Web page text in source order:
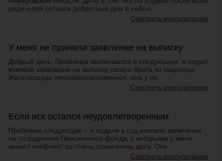
родителей остался добротный дом в небол...
Смотреть консультацию
У меня не приняли заявление на выписку
Добрый день. Проблема заключается в следующем: я подал
исковое заявление на выписку своего брата из квартиры.
Жилплощадь неприватизированная, она у на...
Смотреть консультацию
Если иск остался неудовлетворенным
Проблема следующая – я подала в суд исковое заявление
на сотрудников Пенсионного фонда, с которыми у меня
вышел конфликт по очень серьезному делу. Ока...
Смотреть консультацию